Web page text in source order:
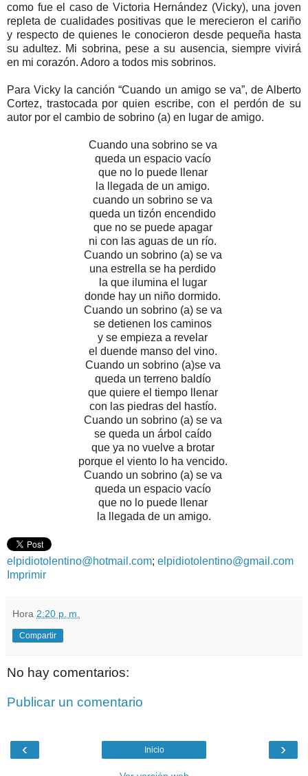
como fue el caso de Victoria Hernández (Vicky), una joven
repleta de cualidades positivas que le merecieron el cariño
y respecto de quienes le conocieron desde pequeña hasta
su adultez. Mi sobrina, pese a su ausencia, siempre vivirá
en mi corazón. Adoro a todos mis sobrinos.
Para Vicky la canción “Cuando un amigo se va”, de Alberto
Cortez, trastocada por quien escribe, con el perdón de su
autor por el cambio de sobrino (a) en lugar de amigo.
Cuando una sobrino se va
queda un espacio vacío
que no lo puede llenar
la llegada de un amigo.
cuando un sobrino se va
queda un tizón encendido
que no se puede apagar
ni con las aguas de un río.
Cuando un sobrino (a) se va
una estrella se ha perdido
la que ilumina el lugar
donde hay un niño dormido.
Cuando un sobrino (a) se va
se detienen los caminos
y se empieza a revelar
el duende manso del vino.
Cuando un sobrino (a)se va
queda un terreno baldío
que quiere el tiempo llenar
con las piedras del hastío.
Cuando un sobrino (a) se va
se queda un árbol caído
que ya no vuelve a brotar
porque el viento lo ha vencido.
Cuando un sobrino (a) se va
queda un espacio vacío
que no lo puede llenar
la llegada de un amigo.
elpidiotolentino@hotmail.com; elpidiotolentino@gmail.com
Imprimir
Hora 2:20 p. m.
Compartir
No hay comentarios:
Publicar un comentario
‹ ›
Inicio